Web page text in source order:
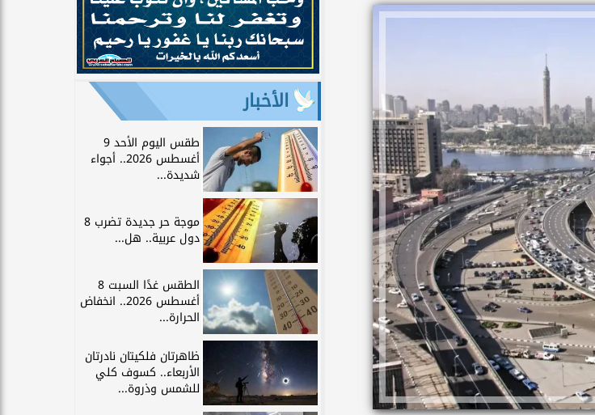
الأخبار
طقس اليوم الأحد 9
أغسطس 2026.. أجواء
شديدة...
موجة حر جديدة تضرب 8
دول عربية.. هل...
الطقس غدًا السبت 8
أغسطس 2026.. انخفاض
الحرارة...
ظاهرتان فلكيتان نادرتان
الأربعاء.. كسوف كلي
للشمس وذروة...